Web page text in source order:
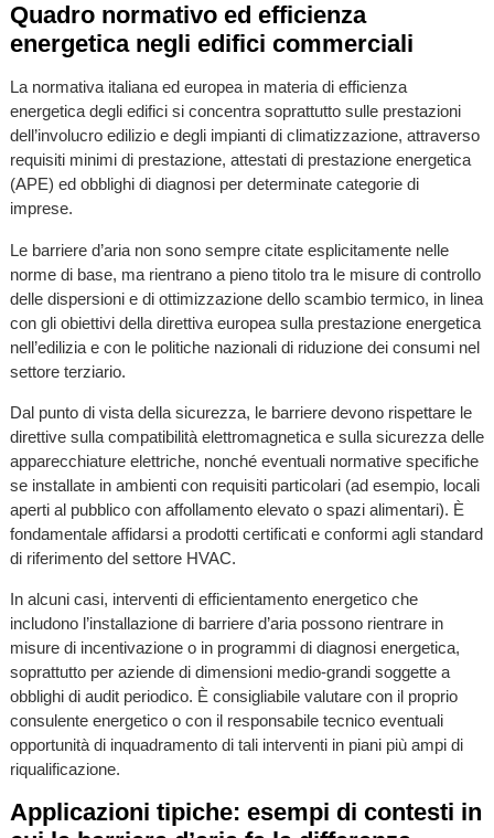
Quadro normativo ed efficienza
energetica negli edifici commerciali
La normativa italiana ed europea in materia di efficienza
energetica degli edifici si concentra soprattutto sulle prestazioni
dell’involucro edilizio e degli impianti di climatizzazione, attraverso
requisiti minimi di prestazione, attestati di prestazione energetica
(APE) ed obblighi di diagnosi per determinate categorie di
imprese.
Le barriere d’aria non sono sempre citate esplicitamente nelle
norme di base, ma rientrano a pieno titolo tra le misure di controllo
delle dispersioni e di ottimizzazione dello scambio termico, in linea
con gli obiettivi della direttiva europea sulla prestazione energetica
nell’edilizia e con le politiche nazionali di riduzione dei consumi nel
settore terziario.
Dal punto di vista della sicurezza, le barriere devono rispettare le
direttive sulla compatibilità elettromagnetica e sulla sicurezza delle
apparecchiature elettriche, nonché eventuali normative specifiche
se installate in ambienti con requisiti particolari (ad esempio, locali
aperti al pubblico con affollamento elevato o spazi alimentari). È
fondamentale affidarsi a prodotti certificati e conformi agli standard
di riferimento del settore HVAC.
In alcuni casi, interventi di efficientamento energetico che
includono l’installazione di barriere d’aria possono rientrare in
misure di incentivazione o in programmi di diagnosi energetica,
soprattutto per aziende di dimensioni medio-grandi soggette a
obblighi di audit periodico. È consigliabile valutare con il proprio
consulente energetico o con il responsabile tecnico eventuali
opportunità di inquadramento di tali interventi in piani più ampi di
riqualificazione.
Applicazioni tipiche: esempi di contesti in